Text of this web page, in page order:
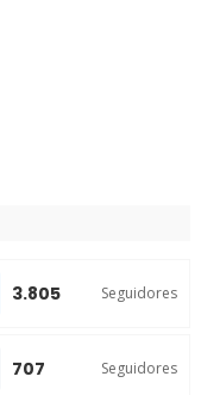
3.805 Seguidores
707 Seguidores